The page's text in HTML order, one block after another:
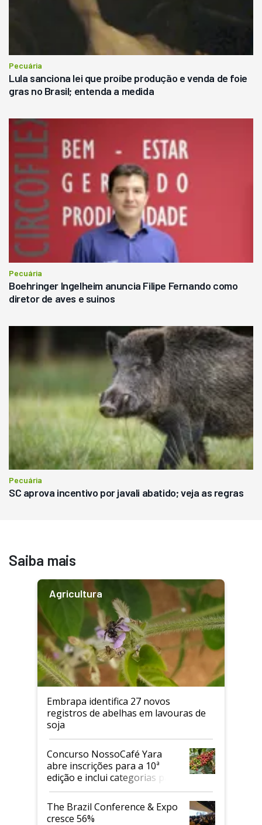
Pecuária
Lula sanciona lei que proíbe produção e venda de foie
gras no Brasil; entenda a medida
Pecuária
Boehringer Ingelheim anuncia Filipe Fernando como
diretor de aves e suinos
Pecuária
SC aprova incentivo por javali abatido; veja as regras
Saiba mais
Agricultura
Embrapa identifica 27 novos
registros de abelhas em lavouras de
soja
Concurso NossoCafé Yara
abre inscrições para a 10ª
edição e inclui categorias para
cafés Canephora
The Brazil Conference & Expo
cresce 56%